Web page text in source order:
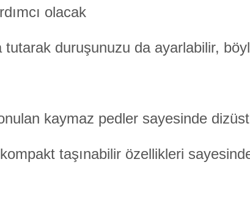
olacak
duruşunuzu da ayarlabilir,
kaymaz pedler sayesinde
taşınabilir özellikleri